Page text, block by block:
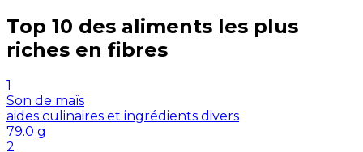
Top 10 des aliments les plus
riches en fibres
1
Son de maïs
aides culinaires et ingrédients divers
79.0 g
2